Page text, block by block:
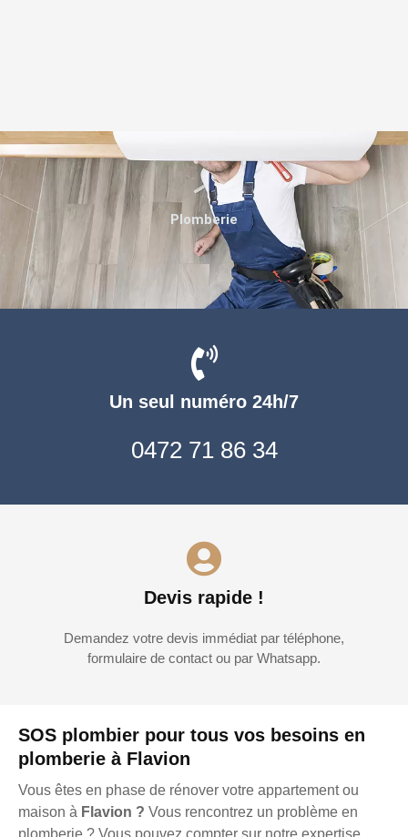
SOS plombier pour tous vos besoins en
plomberie à Flavion
Vous êtes en phase de rénover votre appartement ou
maison à Flavion ? Vous rencontrez un problème en
Un seul numéro 24h/7
0472 71 86 34
Devis rapide !
Demandez votre devis immédiat par téléphone,
formulaire de contact ou par Whatsapp.
Plomberie